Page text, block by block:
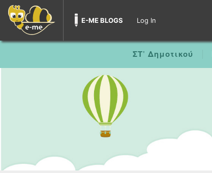
E-ME BLOGS Log In
ΣΤ’ Δημοτικού